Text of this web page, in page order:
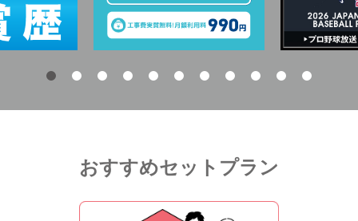
おすすめセットプラン